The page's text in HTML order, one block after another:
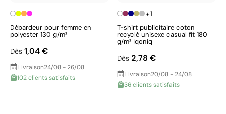
Débardeur pour femme en
polyester 130 g/m²
Dès 1,04 €
Livraison24/08 - 26/08
102 clients satisfaits
+1
T-shirt publicitaire coton
recyclé unisexe casual fit 180
g/m² Iqoniq
Dès 2,78 €
Livraison20/08 - 24/08
36 clients satisfaits